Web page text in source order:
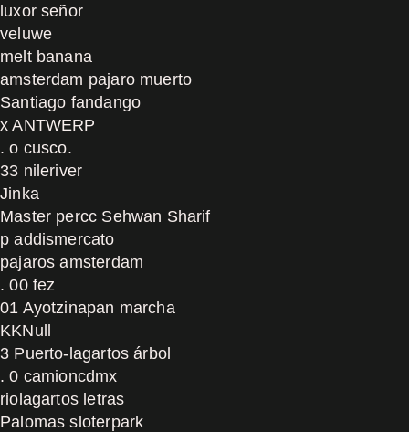
luxor señor
veluwe
melt banana
amsterdam pajaro muerto
Santiago fandango
x ANTWERP
. o cusco.
33 nileriver
Jinka
Master percc Sehwan Sharif
p addismercato
pajaros amsterdam
. 00 fez
01 Ayotzinapan marcha
KKNull
3 Puerto-lagartos árbol
. 0 camioncdmx
riolagartos letras
Palomas sloterpark